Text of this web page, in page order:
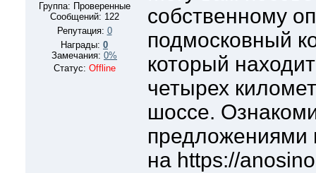
Группа: Проверенные
Сообщений: 122
Репутация: 0
Награды: 0
Замечания: 0%
Статус: Offline
собственному
подмосковный
который
четырех
шоссе.
предложениями
на https://